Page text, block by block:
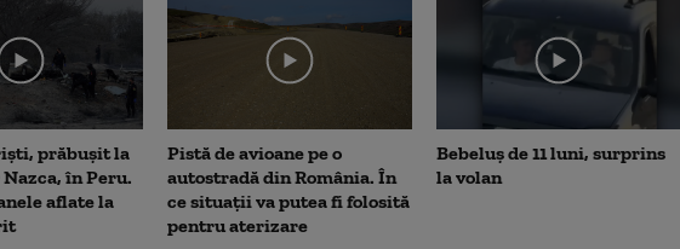
prăbușit la
în Peru.
aflate la
Pistă de avioane pe o
autostradă din România. În
ce situații va putea fi folosită
pentru aterizare
Bebeluș de 11 luni, surprins
la volan